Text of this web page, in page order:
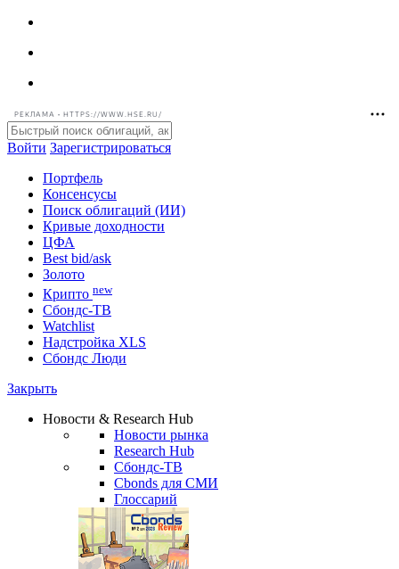
РЕКЛАМА • HTTPS://WWW.HSE.RU/
Войти Зарегистрироваться
Портфель
Консенсусы
Поиск облигаций (ИИ)
Кривые доходности
ЦФА
Best bid/ask
Золото
Крипто new
Watchlist
Сбондс Люди
Новости & Research Hub
Новости рынка
Research Hub
Сбондс-ТВ
Cbonds для СМИ
Глоссарий